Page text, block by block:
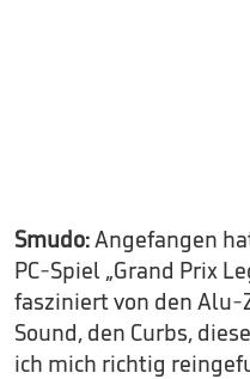
Smudo:Angefangen
PC-Spiel „Grand Prix
fasziniert von den Alu-
Sound, den Curbs,
ich mich richtig